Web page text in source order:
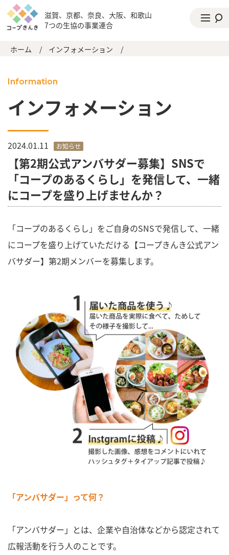
滋賀、京都、奈良、大阪、和歌山
7つの生協の事業連合
ホーム / インフォメーション /
Information
インフォメーション
2024.01.11 お知らせ
【第2期公式アンバサダー募集】SNSで
「コープのあるくらし」を発信して、一緒
にコープを盛り上げませんか？
「コープのあるくらし」をご自身のSNSで発信して、一緒
にコープを盛り上げていただける【コープきんき公式アン
バサダー】第2期メンバーを募集します。
「アンバサダー」って何？
「アンバサダー」とは、企業や自治体などから認定されて
広報活動を行う人のことです。